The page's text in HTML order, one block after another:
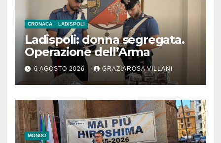
CRONACA LADISPOLI
Ladispoli: donna segregata.
Operazione dell’Arma
6 AGOSTO 2026 GRAZIAROSA VILLANI
MONDO